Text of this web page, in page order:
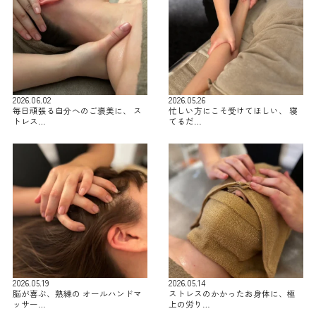
2026.06.02
毎日頑張る自分へのご褒美に、 ス
トレス…
2026.05.26
忙しい方にこそ受けてほしい、 寝
てるだ…
2026.05.19
脳が喜ぶ、熟練の オールハンドマ
ッサー…
2026.05.14
ストレスのかかったお身体に、極
上の労り…